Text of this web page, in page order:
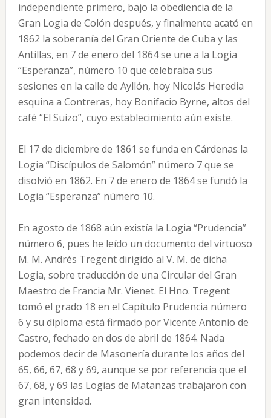
independiente primero, bajo la obediencia de la
Gran Logia de Colón después, y finalmente acató en
1862 la soberanía del Gran Oriente de Cuba y las
Antillas, en 7 de enero del 1864 se une a la Logia
“Esperanza”, número 10 que celebraba sus
sesiones en la calle de Ayllón, hoy Nicolás Heredia
esquina a Contreras, hoy Bonifacio Byrne, altos del
café “El Suizo”, cuyo establecimiento aún existe.
El 17 de diciembre de 1861 se funda en Cárdenas la
Logia “Discípulos de Salomón” número 7 que se
disolvió en 1862. En 7 de enero de 1864 se fundó la
Logia “Esperanza” número 10.
En agosto de 1868 aún existía la Logia “Prudencia”
número 6, pues he leído un documento del virtuoso
M. M. Andrés Tregent dirigido al V. M. de dicha
Logia, sobre traducción de una Circular del Gran
Maestro de Francia Mr. Vienet. El Hno. Tregent
tomó el grado 18 en el Capítulo Prudencia número
6 y su diploma está firmado por Vicente Antonio de
Castro, fechado en dos de abril de 1864. Nada
podemos decir de Masonería durante los años del
65, 66, 67, 68 y 69, aunque se por referencia que el
67, 68, y 69 las Logias de Matanzas trabajaron con
gran intensidad.